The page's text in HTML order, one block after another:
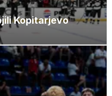
Kopitarjevo